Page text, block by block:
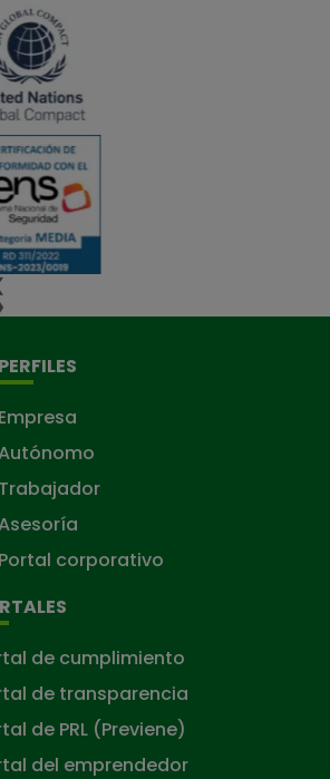
PERFILES
Empresa
Trabajador
Portal corporativo
de cumplimiento
de transparencia
de PRL (Previene)
del emprendedor